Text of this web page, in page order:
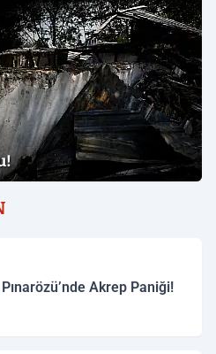
Pınarözü’nde Akrep Paniği!